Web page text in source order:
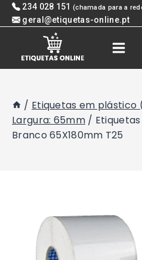
Skip 234 028 151 (chamada para a
geral@etiquetas-online.pt
/ Etiquetas em plástico
Largura: 65mm /
Branco 65X180mm T25